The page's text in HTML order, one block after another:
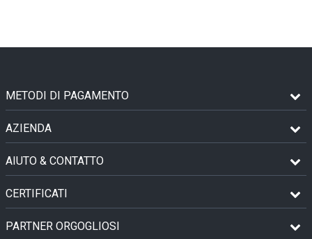
METODI DI PAGAMENTO
AZIENDA
AIUTO & CONTATTO
CERTIFICATI
PARTNER ORGOGLIOSI